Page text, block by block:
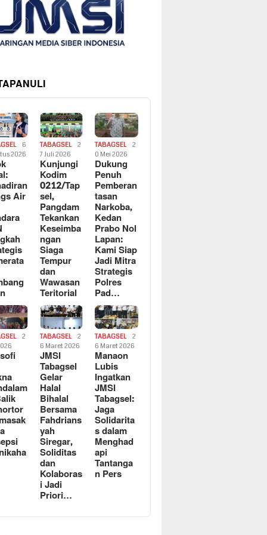
6
2026
Air
TABAGSEL
2
7 Juli 2026
Kunjungi
Kodim
0212/Tap
sel,
Pangdam
Tekankan
Keseimba
ngan
Siaga
Tempur
dan
Wawasan
Teritorial
TABAGSEL
2
0 Mei 2026
Dukung
Penuh
Pemberan
tasan
Narkoba,
Kedan
Prabo Nol
Lapan:
Kami Siap
Jadi Mitra
Strategis
Polres
Pad…
2
TABAGSEL
2
6 Maret 2026
JMSI
Tabagsel
Gelar
Halal
Bihalal
Bersama
Fahdrians
yah
Siregar,
Soliditas
dan
Kolaboras
i Jadi
Priori…
TABAGSEL
2
6 Maret 2026
Manaon
Lubis
Ingatkan
JMSI
Tabagsel:
Jaga
Solidarita
s dalam
Menghad
api
Tantanga
n Pers